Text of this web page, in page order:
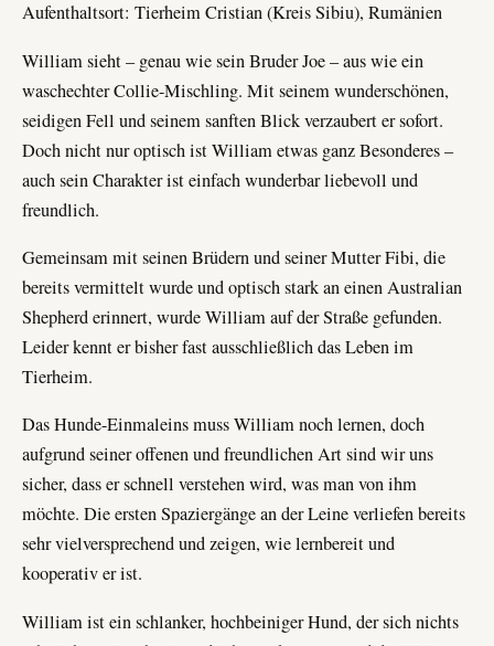
Aufenthaltsort: Tierheim Cristian (Kreis Sibiu), Rumänien
William sieht – genau wie sein Bruder Joe – aus wie ein
waschechter Collie-Mischling. Mit seinem wunderschönen,
seidigen Fell und seinem sanften Blick verzaubert er sofort.
Doch nicht nur optisch ist William etwas ganz Besonderes –
auch sein Charakter ist einfach wunderbar liebevoll und
freundlich.
Gemeinsam mit seinen Brüdern und seiner Mutter Fibi, die
bereits vermittelt wurde und optisch stark an einen Australian
Shepherd erinnert, wurde William auf der Straße gefunden.
Leider kennt er bisher fast ausschließlich das Leben im
Tierheim.
Das Hunde-Einmaleins muss William noch lernen, doch
aufgrund seiner offenen und freundlichen Art sind wir uns
sicher, dass er schnell verstehen wird, was man von ihm
möchte. Die ersten Spaziergänge an der Leine verliefen bereits
sehr vielversprechend und zeigen, wie lernbereit und
kooperativ er ist.
William ist ein schlanker, hochbeiniger Hund, der sich nichts